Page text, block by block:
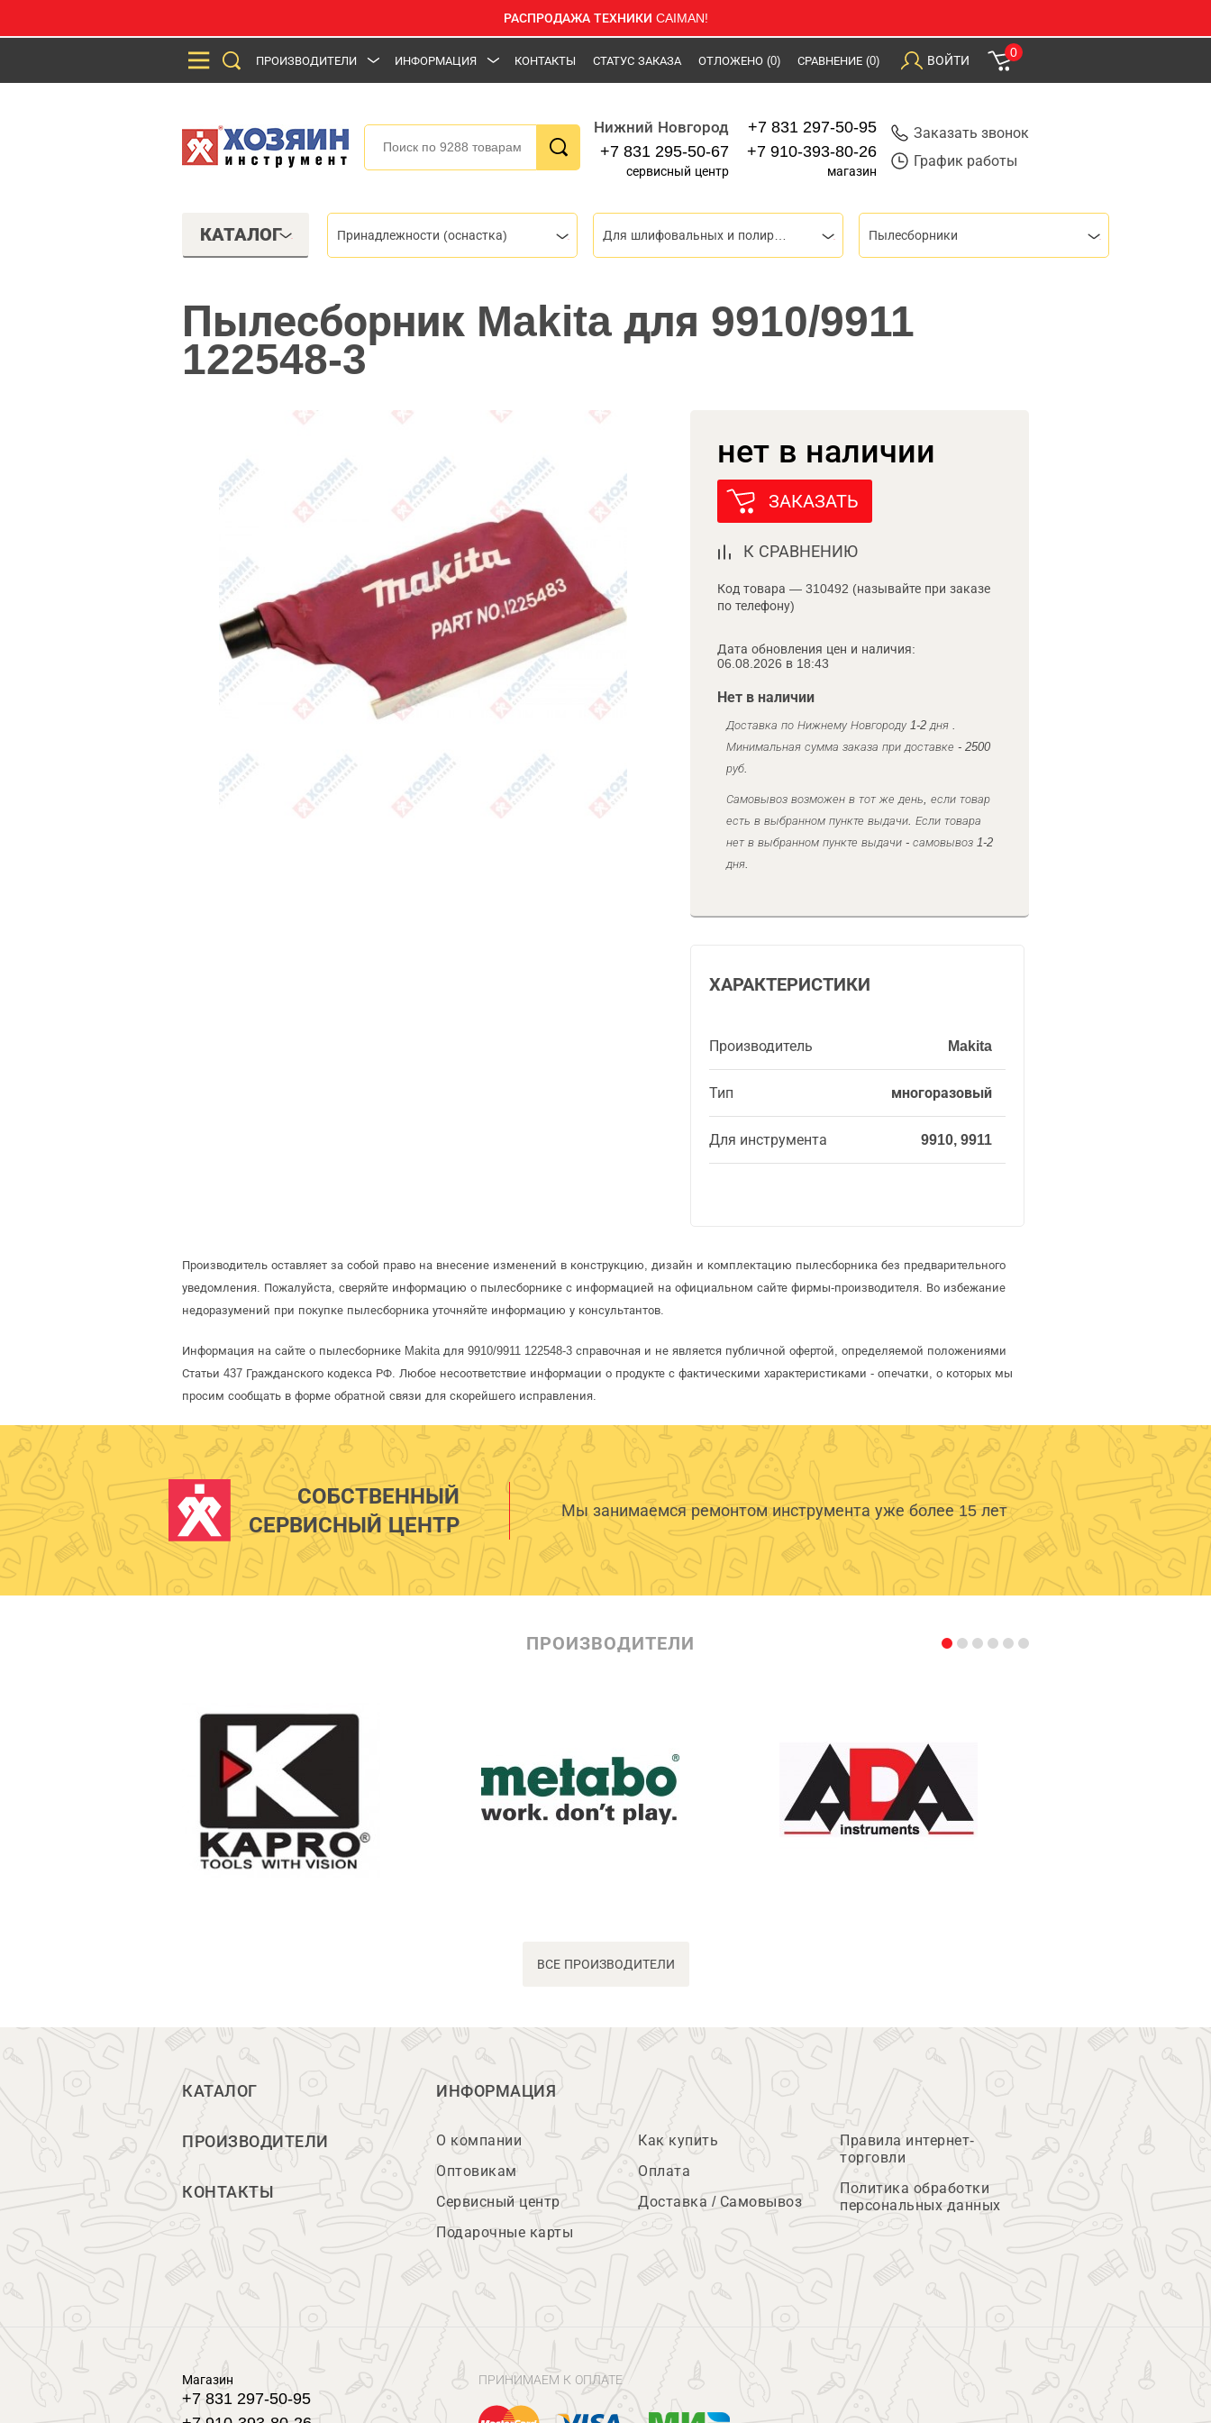
РАСПРОДАЖА ТЕХНИКИ CAIMAN!
ПРОИЗВОДИТЕЛИ ИНФОРМАЦИЯ КОНТАКТЫ СТАТУС ЗАКАЗА ОТЛОЖЕНО (0) СРАВНЕНИЕ (0) ВОЙТИ
0
Нижний Новгород
+7 831 295-50-67
сервисный центр
+7 831 297-50-95
+7 910-393-80-26
магазин
Заказать звонок
График работы
КАТАЛОГ Принадлежности (оснастка) Пылесборники
Пылесборник Makita для 9910/9911
122548-3
нет в наличии
ЗАКАЗАТЬ
К СРАВНЕНИЮ
Код товара — 310492 (называйте при заказе
по телефону)
Дата обновления цен и наличия:
06.08.2026 в 18:43
Нет в наличии
Доставка по Нижнему Новгороду 1-2 дня .
Минимальная сумма заказа при доставке - 2500
руб.
Самовывоз возможен в тот же день, если товар
есть в выбранном пункте выдачи. Если товара
нет в выбранном пункте выдачи - самовывоз 1-2
дня.
ХАРАКТЕРИСТИКИ
Производитель Makita
Тип многоразовый
Для инструмента 9910, 9911
Производитель оставляет за собой право на внесение изменений в конструкцию, дизайн и комплектацию пылесборника без предварительного
уведомления. Пожалуйста, сверяйте информацию о пылесборнике с информацией на официальном сайте фирмы-производителя. Во избежание
недоразумений при покупке пылесборника уточняйте информацию у консультантов.
Информация на сайте о пылесборнике Makita для 9910/9911 122548-3 справочная и не является публичной офертой, определяемой положениями
Статьи 437 Гражданского кодекса РФ. Любое несоответствие информации о продукте с фактическими характеристиками - опечатки, о которых мы
просим сообщать в форме обратной связи для скорейшего исправления.
СОБСТВЕННЫЙ
СЕРВИСНЫЙ ЦЕНТР
Мы занимаемся ремонтом инструмента уже более 15 лет
ПРОИЗВОДИТЕЛИ
ВСЕ ПРОИЗВОДИТЕЛИ
КАТАЛОГ
ПРОИЗВОДИТЕЛИ
КОНТАКТЫ
ИНФОРМАЦИЯ
О компании
Оптовикам
Сервисный центр
Подарочные карты
Как купить
Оплата
Доставка / Самовывоз
Правила интернет-
торговли
Политика обработки
персональных данных
Магазин
+7 831 297-50-95
ПРИНИМАЕМ К ОПЛАТЕ